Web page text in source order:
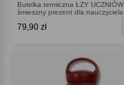
Butelka termiczna ŁZY UCZNIÓW
śmieszny prezent dla nauczyciela
79,90 zł